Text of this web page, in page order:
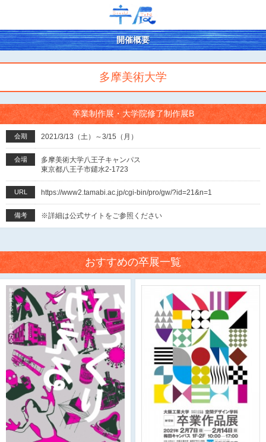
開催概要
多摩美術大学
卒業制作展・大学院修了制作展B
会期 2021/3/13（土）～3/15（月）
会場
多摩美術大学八王子キャンパス
東京都八王子市鑓水2-1723
URL https://www2.tamabi.ac.jp/cgi-bin/pro/gw/?id=21&n=1
備考 ※詳細は公式サイトをご参照ください
おすすめの卒展一覧